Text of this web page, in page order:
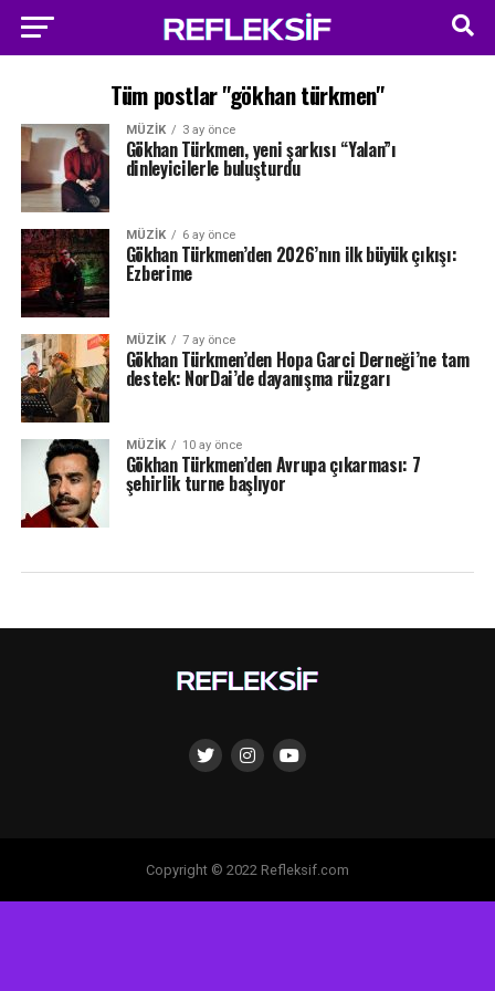
Tüm postlar "gökhan türkmen"
MÜZIK 3 ay önce
Gökhan Türkmen, yeni şarkısı “Yalan”ı
dinleyicilerle buluşturdu
MÜZIK 6 ay önce
Gökhan Türkmen’den 2026’nın ilk büyük çıkışı:
Ezberime
MÜZIK 7 ay önce
Gökhan Türkmen’den Hopa Garci Derneği’ne tam
destek: NorDai’de dayanışma rüzgarı
MÜZIK 10 ay önce
Gökhan Türkmen’den Avrupa çıkarması: 7
şehirlik turne başlıyor
Copyright © 2022 Refleksif.com